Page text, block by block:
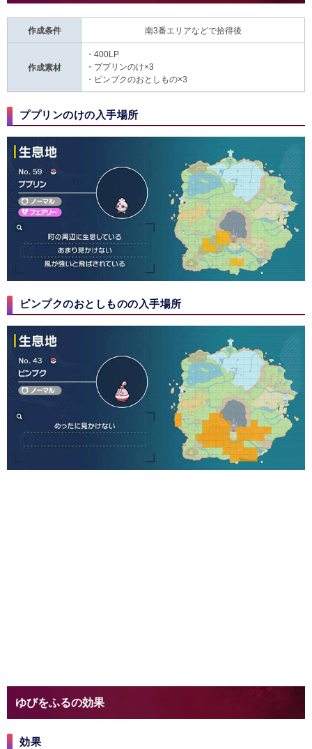
作成条件 南3番エリアなどで拾得後
作成素材
・400LP
・ ププリンのけ×3
・
ピンプクのおとしもの×3
ププリンのけの入手場所
ピンプクのおとしものの入手場所
ゆびをふるの効果
効果